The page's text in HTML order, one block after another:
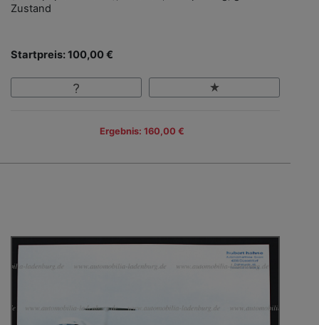
Zustand
Startpreis: 100,00 €
Ergebnis: 160,00 €